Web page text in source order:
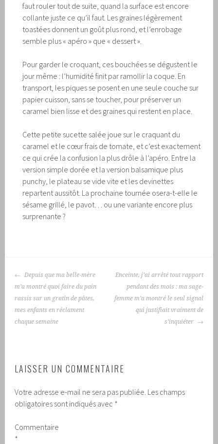
faut rouler tout de suite, quand la surface est encore
collante juste ce qu’il faut. Les graines légèrement
toastées donnent un goût plus rond, et l’enrobage
semble plus « apéro » que « dessert ».
Pour garder le croquant, ces bouchées se dégustent le
jour même : l’humidité finit par ramollir la coque. En
transport, les piques se posent en une seule couche sur
papier cuisson, sans se toucher, pour préserver un
caramel bien lisse et des graines qui restent en place.
Cette petite sucette salée joue sur le craquant du
caramel et le cœur frais de tomate, et c’est exactement
ce qui crée la confusion la plus drôle à l’apéro. Entre la
version simple dorée et la version balsamique plus
punchy, le plateau se vide vite et les devinettes
repartent aussitôt. La prochaine tournée osera-t-elle le
sésame grillé, le pavot… ou une variante encore plus
surprenante ?
NAVIGATION
DES
ARTICLES
Depuis que ma belle-mère
m’a montré quoi faire du pain
rassis sur un gratin de pâtes,
mes enfants en réclament
chaque semaine
Enceinte, j’ai arrêté tout rapport
pendant des mois : ma sage-
femme m’a montré le seul signal
qui justifiait vraiment de
s’inquiéter
LAISSER UN COMMENTAIRE
Votre adresse e-mail ne sera pas publiée. Les champs
obligatoires sont indiqués avec *
Commentaire
*